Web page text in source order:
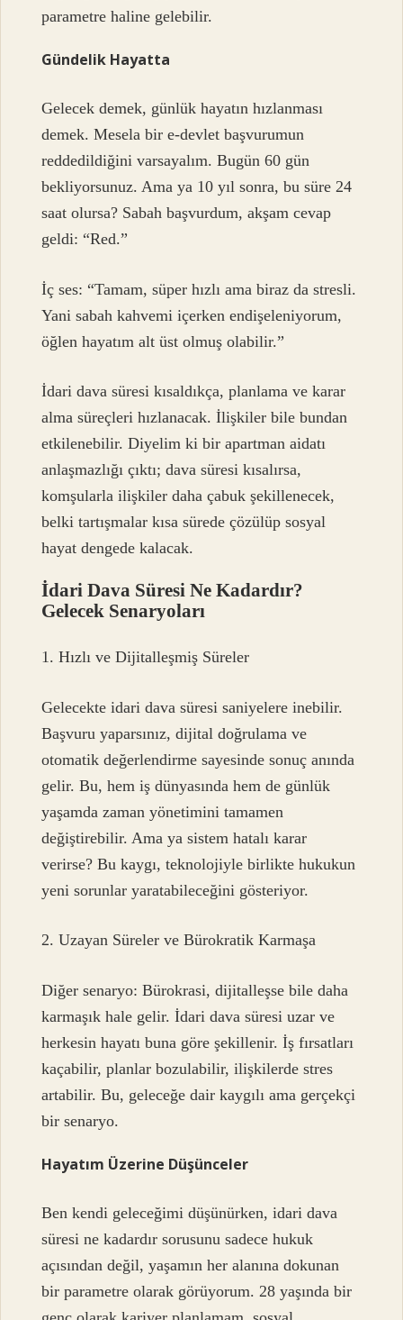
parametre haline gelebilir.
Gündelik Hayatta
Gelecek demek, günlük hayatın hızlanması
demek. Mesela bir e-devlet başvurumun
reddedildiğini varsayalım. Bugün 60 gün
bekliyorsunuz. Ama ya 10 yıl sonra, bu süre 24
saat olursa? Sabah başvurdum, akşam cevap
geldi: “Red.”
İç ses: “Tamam, süper hızlı ama biraz da stresli.
Yani sabah kahvemi içerken endişeleniyorum,
öğlen hayatım alt üst olmuş olabilir.”
İdari dava süresi kısaldıkça, planlama ve karar
alma süreçleri hızlanacak. İlişkiler bile bundan
etkilenebilir. Diyelim ki bir apartman aidatı
anlaşmazlığı çıktı; dava süresi kısalırsa,
komşularla ilişkiler daha çabuk şekillenecek,
belki tartışmalar kısa sürede çözülüp sosyal
hayat dengede kalacak.
İdari Dava Süresi Ne Kadardır?
Gelecek Senaryoları
1. Hızlı ve Dijitalleşmiş Süreler
Gelecekte idari dava süresi saniyelere inebilir.
Başvuru yaparsınız, dijital doğrulama ve
otomatik değerlendirme sayesinde sonuç anında
gelir. Bu, hem iş dünyasında hem de günlük
yaşamda zaman yönetimini tamamen
değiştirebilir. Ama ya sistem hatalı karar
verirse? Bu kaygı, teknolojiyle birlikte hukukun
yeni sorunlar yaratabileceğini gösteriyor.
2. Uzayan Süreler ve Bürokratik Karmaşa
Diğer senaryo: Bürokrasi, dijitalleşse bile daha
karmaşık hale gelir. İdari dava süresi uzar ve
herkesin hayatı buna göre şekillenir. İş fırsatları
kaçabilir, planlar bozulabilir, ilişkilerde stres
artabilir. Bu, geleceğe dair kaygılı ama gerçekçi
bir senaryo.
Hayatım Üzerine Düşünceler
Ben kendi geleceğimi düşünürken, idari dava
süresi ne kadardır sorusunu sadece hukuk
açısından değil, yaşamın her alanına dokunan
bir parametre olarak görüyorum. 28 yaşında bir